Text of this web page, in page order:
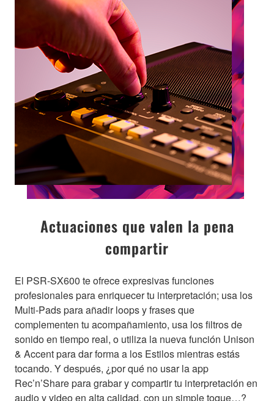
Actuaciones que valen la pena
compartir
El PSR-SX600 te ofrece expresivas funciones
profesionales para enriquecer tu interpretación; usa los
Multi-Pads para añadir loops y frases que
complementen tu acompañamiento, usa los filtros de
sonido en tiempo real, o utiliza la nueva función Unison
& Accent para dar forma a los Estilos mientras estás
tocando. Y después, ¿por qué no usar la app
Rec’n’Share para grabar y compartir tu interpretación en
audio y video en alta calidad, con un simple toque…?